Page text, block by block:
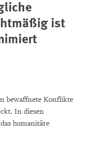
ist
bewaffnete Konflikte
In diesen
humanitäre